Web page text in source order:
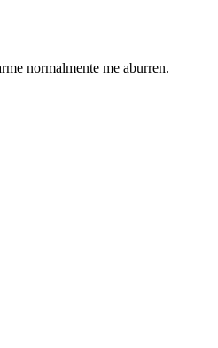
normalmente me aburren.